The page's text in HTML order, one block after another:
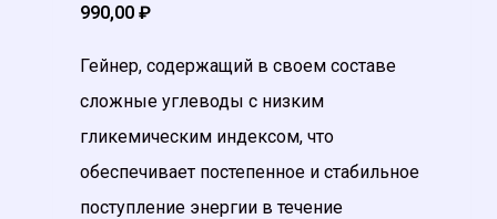
990,00 ₽
Гейнер, содержащий в своем составе
сложные углеводы с низким
гликемическим индексом, что
обеспечивает постепенное и стабильное
поступление энергии в течение